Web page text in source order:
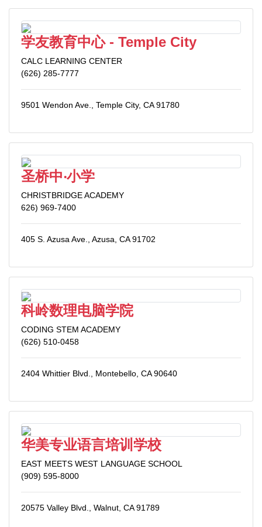
学友教育中心 - Temple City
CALC LEARNING CENTER
(626) 285-7777
9501 Wendon Ave., Temple City, CA 91780
圣桥中‧小学
CHRISTBRIDGE ACADEMY
626) 969-7400
405 S. Azusa Ave., Azusa, CA 91702
科岭数理电脑学院
CODING STEM ACADEMY
(626) 510-0458
2404 Whittier Blvd., Montebello, CA 90640
华美专业语言培训学校
EAST MEETS WEST LANGUAGE SCHOOL
(909) 595-8000
20575 Valley Blvd., Walnut, CA 91789